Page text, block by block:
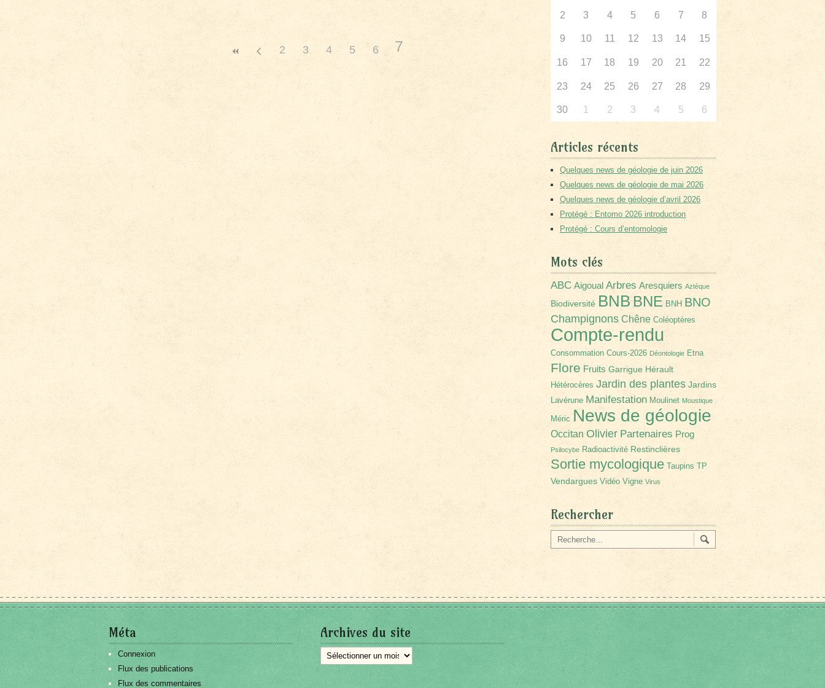
2 3 4 5 6 7
2 3 4 5 6 7 8
9 10 11 12 13 14 15
16 17 18 19 20 21 22
23 24 25 26 27 28 29
30 1 2 3 4 5 6
Articles récents
Quelques news de géologie de juin 2026
Quelques news de géologie de mai 2026
Quelques news de géologie d’avril 2026
Protégé : Entomo 2026 introduction
Protégé : Cours d’entomologie
Mots clés
ABC Aigoual Arbres Aresquiers Aztèque
Biodiversité BNB BNE BNH BNO
Champignons Chêne Coléoptères
Compte-rendu
Consommation Cours-2026 Déontologie Etna
Flore Fruits Garrigue Hérault
Hétérocères Jardin des plantes Jardins
Lavérune Manifestation Moulinet Moustique
Méric News de géologie
Occitan Olivier Partenaires Prog
Psilocybe Radioactivité Restinclières
Sortie mycologique Taupins TP
Vendargues Vidéo Vigne Virus
Rechercher
Méta
Connexion
Flux des publications
Flux des commentaires
Archives du site
Archives
du